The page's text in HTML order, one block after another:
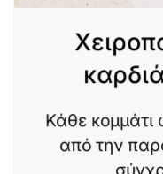
Κάθε κομμάτι
από την